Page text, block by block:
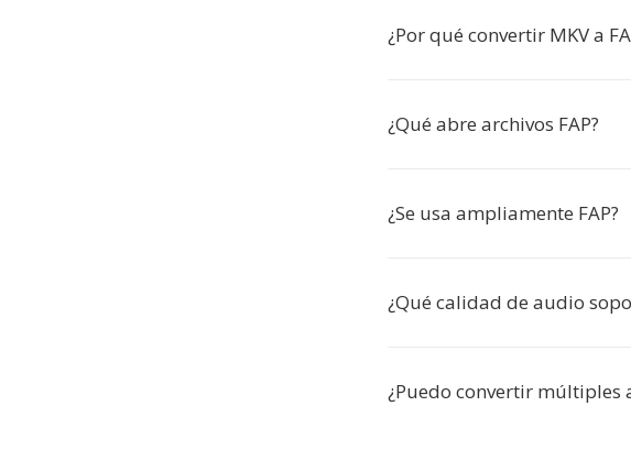
¿Por qué convertir MKV a
¿Qué abre archivos FAP?
¿Se usa ampliamente FAP?
¿Qué calidad de audio
¿Puedo convertir múltiples